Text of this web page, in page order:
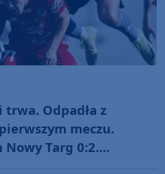
trwa. Odpadła z
meczu.
Nowy Targ 0:2.